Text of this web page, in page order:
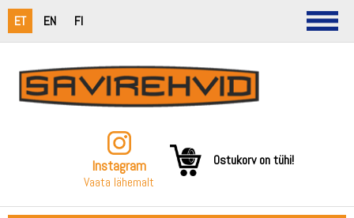
ET EN FI
Instagram
Vaata lähemalt
Ostukorv on tühi!